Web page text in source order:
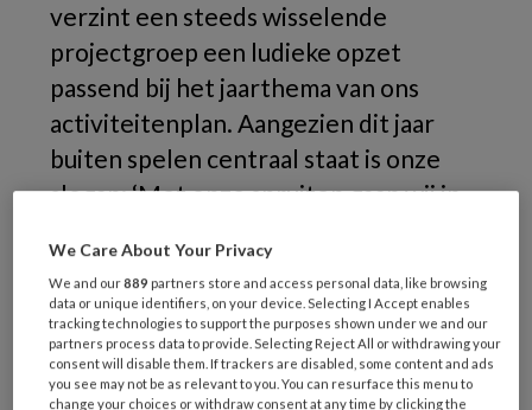
verzint een steeds wisselende
projectgroep een ludieke opzet
passend bij het jaarthema van ons
activiteitenplan. Aangezien dit jaar
buiten spelen centraal staat is onze
slogan: ‘Met onze spruiten gaan wij in
Ondanks
REGISTREREN
We Care About Your Privacy
We and our889 partners store and access personal data, like browsing
data or unique identifiers, on your device. Selecting I Accept enables
tracking technologies to support the purposes shown under we and our
partners process data to provide. Selecting Reject All or withdrawing your
consent will disable them. If trackers are disabled, some content and ads
you see may not be as relevant to you. You can resurface this menu to
change your choices or withdraw consent at any time by clicking the